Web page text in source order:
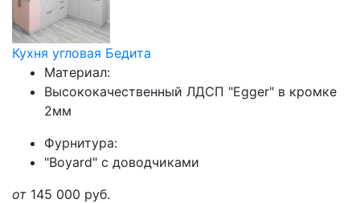
Кухня угловая Бедита
Материал:
Высококачественный ЛДСП "Egger" в кромке
2мм
Фурнитура:
"Boyard" с доводчиками
от 145 000 руб.